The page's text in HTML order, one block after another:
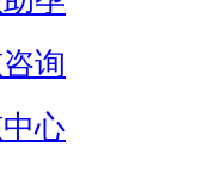
询
心